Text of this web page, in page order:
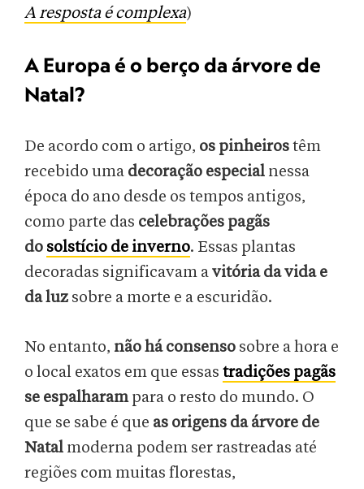
A resposta é complexa)
A Europa é o berço da árvore de
Natal?
De acordo com o artigo, os pinheirostêm
recebido uma decoração especial nessa
época do ano desde os tempos antigos,
como parte das celebrações pagãs
do solstício de inverno. Essas plantas
decoradas significavam avitória da vida e
da luz sobre a morte e a escuridão.
No entanto, não há consenso sobre a hora e
o local exatos em que essas tradições pagãs
se espalharampara o resto do mundo. O
que se sabe é que as origens da árvore de
Natal moderna podem ser rastreadas até
regiões com muitas florestas,